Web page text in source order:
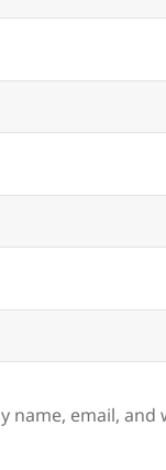
name, email,